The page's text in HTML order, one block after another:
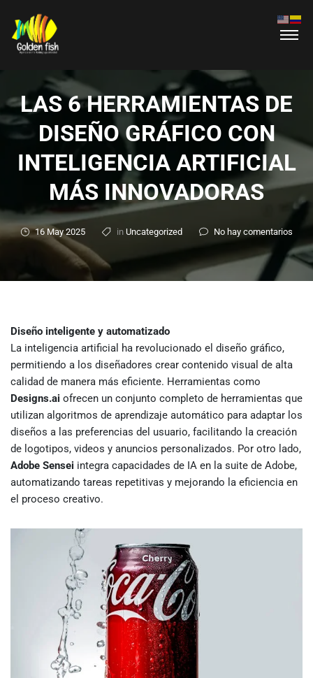
LAS 6 HERRAMIENTAS DE
DISEÑO GRÁFICO CON
INTELIGENCIA ARTIFICIAL
MÁS INNOVADORAS
16 May 2025 in Uncategorized No hay comentarios
Diseño inteligente y automatizado
La inteligencia artificial ha revolucionado el diseño gráfico,
permitiendo a los diseñadores crear contenido visual de alta
calidad de manera más eficiente. Herramientas como
Designs.ai ofrecen un conjunto completo de herramientas que
utilizan algoritmos de aprendizaje automático para adaptar los
diseños a las preferencias del usuario, facilitando la creación
de logotipos, videos y anuncios personalizados. Por otro lado,
Adobe Sensei integra capacidades de IA en la suite de Adobe,
automatizando tareas repetitivas y mejorando la eficiencia en
el proceso creativo.